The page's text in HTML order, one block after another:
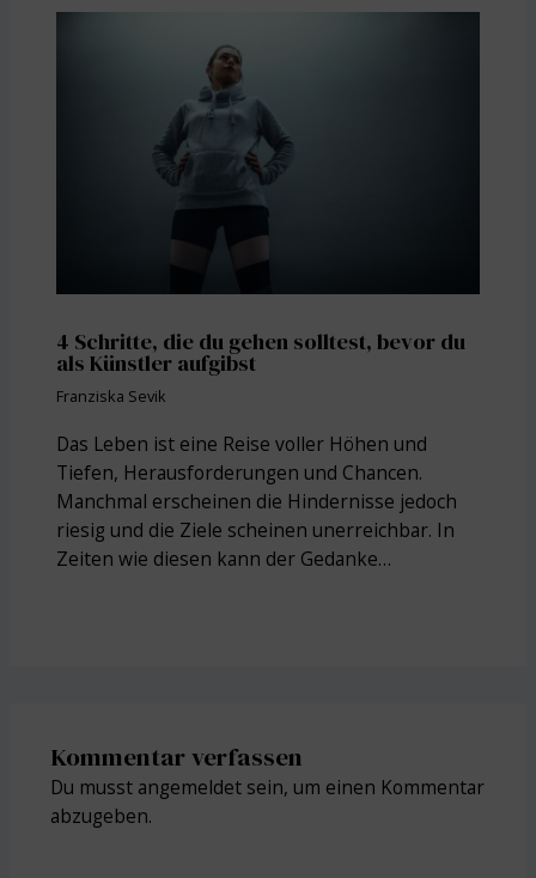
4 Schritte, die du gehen solltest, bevor du
als Künstler aufgibst
Franziska Sevik
Das Leben ist eine Reise voller Höhen und
Tiefen, Herausforderungen und Chancen.
Manchmal erscheinen die Hindernisse jedoch
riesig und die Ziele scheinen unerreichbar. In
Zeiten wie diesen kann der Gedanke…
Kommentar verfassen
Du musst angemeldetsein, um einen Kommentar
abzugeben.